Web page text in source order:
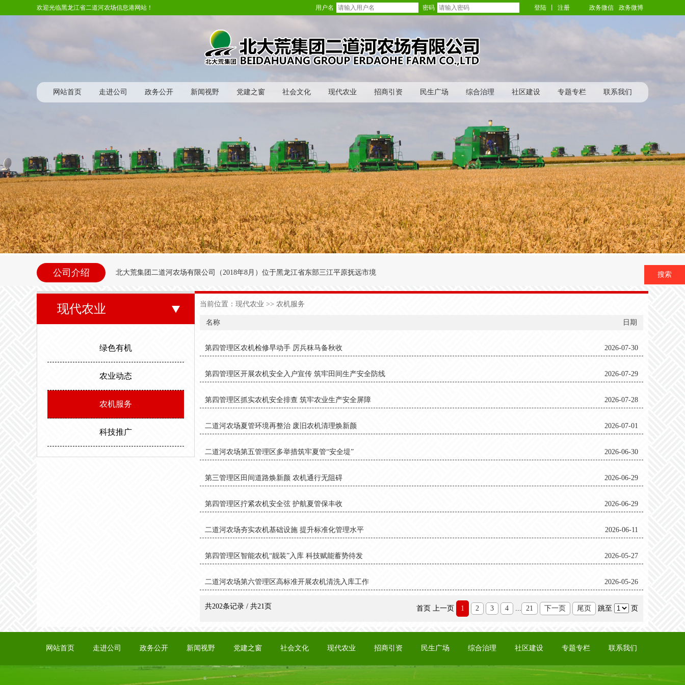
欢迎光临黑龙江省二道河农场信息港网站！ 用户名 密码 登陆 注册 政务微信 政务微博
网站首页 走进公司 政务公开 新闻视野 党建之窗 社会文化 现代农业 招商引资 民生广场 综合治理 社区建设 专题专栏 联系我们
公司介绍 北大荒集团二道河农场有限公司（ 2018年8月 ） 位于黑龙江省东部三江平原抚远市境
内别拉洪河下游西岸。地理坐标为北纬47°35′～47°50′，东经134°00′～134°25′之间。
东以别拉洪河、南以二道河与八五九农场为界；西与前锋农场接壤；北与前哨农场毗
度，最高气温35.6度。年平均无霜期150天，有效积温2700度，年降雨量5
现代农业
绿色有机
农业动态
农机服务
科技推广
当前位置： 现代农业 >> 农机服务
名称 日期
第四管理区农机检修早动手 厉兵秣马备秋收 2026-07-30
第四管理区开展农机安全入户宣传 筑牢田间生产安全防线 2026-07-29
第四管理区抓实农机安全排查 筑牢农业生产安全屏障 2026-07-28
二道河农场夏管环境再整治 废旧农机清理焕新颜 2026-07-01
二道河农场第五管理区多举措筑牢夏管“安全堤” 2026-06-30
第三管理区田间道路焕新颜 农机通行无阻碍 2026-06-29
第四管理区拧紧农机安全弦 护航夏管保丰收 2026-06-29
二道河农场夯实农机基础设施 提升标准化管理水平 2026-06-11
第四管理区智能农机“靓装”入库 科技赋能蓄势待发 2026-05-27
二道河农场第六管理区高标准开展农机清洗入库工作 2026-05-26
共202条记录 / 共21页 首页 上一页 1 2 3 4 21 下一页 尾页 跳至 页
网站首页 走进公司 政务公开 新闻视野 党建之窗 社会文化 现代农业 招商引资 民生广场 综合治理 社区建设 专题专栏 联系我们
搜索